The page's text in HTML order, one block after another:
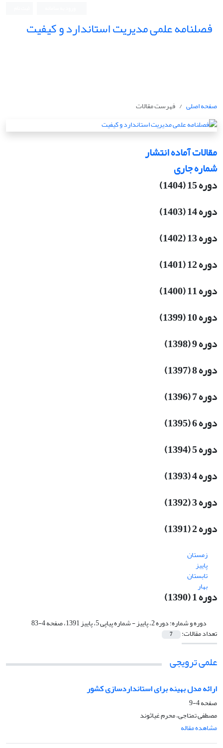
فصلنامه علمی مدیریت استاندارد و کیفیت
صفحه اصلی فهرست مقالات
مقالات آماده انتشار
شماره جاری
دوره 15 (1404)
دوره 14 (1403)
دوره 13 (1402)
دوره 12 (1401)
دوره 11 (1400)
دوره 10 (1399)
دوره 9 (1398)
دوره 8 (1397)
دوره 7 (1396)
دوره 6 (1395)
دوره 5 (1394)
دوره 4 (1393)
دوره 3 (1392)
دوره 2 (1391)
زمستان
پاییز
تابستان
بهار
دوره 1 (1390)
دوره و شماره:دوره 2، پاییز - شماره پیاپی 5، پاییز 1391، صفحه 4-83
تعداد مقالات: 7
علمی ترویجی
ارائه مدل بهینه برای استانداردسازی کشور
صفحه4-9
مصطفی تمتاجی، محرم غیاثوند
مشاهده مقاله